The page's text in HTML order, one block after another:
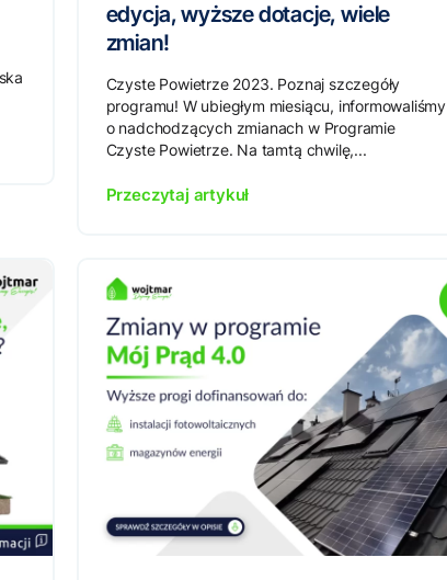
edycja, wyższe dotacje, wiele
zmian!
Czyste Powietrze 2023. Poznaj szczegóły
programu! W ubiegłym miesiącu, informowaliśmy
o nadchodzących zmianach w Programie
Czyste Powietrze. Na tamtą chwilę,...
Przeczytaj artykuł